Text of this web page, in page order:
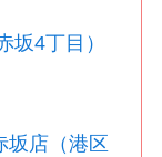
坂4丁目）
坂店（港区